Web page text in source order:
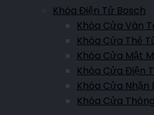
Nguyễn Thái Học, P.Nguyễn Thái
0961.007.365
Showroom Điện Biên
Trần Đăng Ninh, Thanh Bình, Điện
0911.007.365
Khóa Điện Tử Bosch
Khóa Cửa Vân
Khóa Cửa Thẻ
Khóa Cửa Mật
Khóa Cửa Điện
Khóa Cửa Nhận
Khóa Cửa